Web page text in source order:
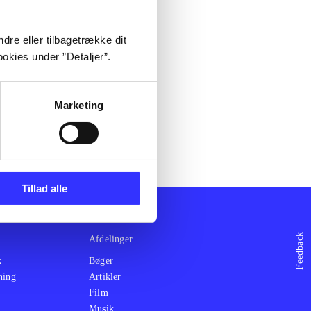
eller tilbagetrække dit
under ”Detaljer”.
Marketing
Tillad alle
Feedback
Afdelinger
Bøger
Artikler
Film
Musik